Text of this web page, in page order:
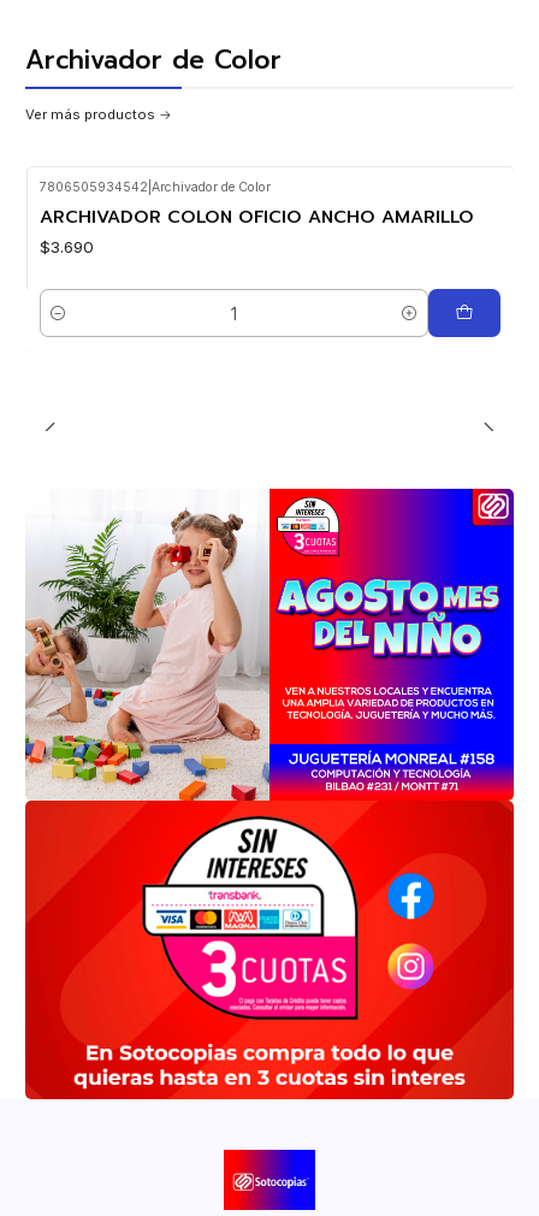
Archivador de Color
Ver más productos
7806505934542 Archivador de Color
ARCHIVADOR COLON OFICIO ANCHO AMARILLO
$3.690
Cantidad